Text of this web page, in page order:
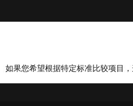
果您希望根据特定标准比较项目